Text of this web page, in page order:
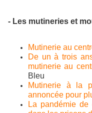
- Les mutineries et
Mutinerie au
De un à trois
mutinerie au
Bleu
Mutinerie à la
annoncée pour
La pandémie de